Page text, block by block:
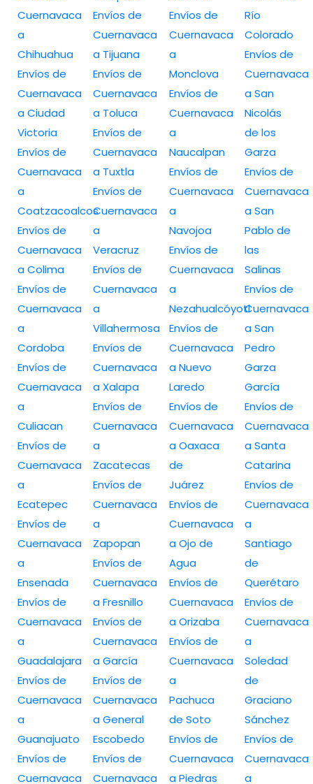
Cuernavaca
a
Chihuahua
Envíos de
Cuernavaca
a Ciudad
Victoria
Envíos de
Cuernavaca
a
Coatzacoalcos
Envíos de
Cuernavaca
a Colima
Envíos de
Cuernavaca
a
Cordoba
Envíos de
Cuernavaca
a
Culiacan
Envíos de
Cuernavaca
a
Ecatepec
Envíos de
Cuernavaca
a
Ensenada
Envíos de
Cuernavaca
a
Guadalajara
Envíos de
Cuernavaca
a
Guanajuato
Envíos de
Cuernavaca
Envíos de
Cuernavaca
a Tijuana
Envíos de
Cuernavaca
a Toluca
Envíos de
Cuernavaca
a Tuxtla
Envíos de
Cuernavaca
a
Veracruz
Envíos de
Cuernavaca
a
Villahermosa
Envíos de
Cuernavaca
a Xalapa
Envíos de
Cuernavaca
a
Zacatecas
Envíos de
Cuernavaca
a
Zapopan
Envíos de
Cuernavaca
a Fresnillo
Envíos de
Cuernavaca
a García
Envíos de
Cuernavaca
a General
Escobedo
Envíos de
Cuernavaca
Envíos de
Cuernavaca
a
Monclova
Envíos de
Cuernavaca
a
Naucalpan
Envíos de
Cuernavaca
a
Navojoa
Envíos de
Cuernavaca
a
Nezahualcóyotl
Envíos de
Cuernavaca
a Nuevo
Laredo
Envíos de
Cuernavaca
a Oaxaca
de
Juárez
Envíos de
Cuernavaca
a Ojo de
Agua
Envíos de
Cuernavaca
a Orizaba
Envíos de
Cuernavaca
a
Pachuca
de Soto
Envíos de
Cuernavaca
a Piedras
Río
Colorado
Envíos de
Cuernavaca
a San
Nicolás
de los
Garza
Envíos de
Cuernavaca
a San
Pablo de
las
Salinas
Envíos de
Cuernavaca
a San
Pedro
Garza
García
Envíos de
Cuernavaca
a Santa
Catarina
Envíos de
Cuernavaca
a
Santiago
de
Querétaro
Envíos de
Cuernavaca
a
Soledad
de
Graciano
Sánchez
Envíos de
Cuernavaca
a